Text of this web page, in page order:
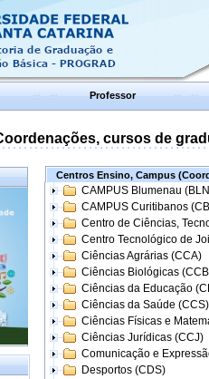
Professor
cursos de
Centros Ensino, Campus
CAMPUS Blumenau
CAMPUS Curitibanos
Centro de Ciências,
Centro Tecnológico de
Ciências Agrárias (CCA)
Ciências Biológicas
Ciências da Educação
Ciências da Saúde (CCS)
Ciências Físicas e
Ciências Jurídicas (CCJ)
Comunicação e
Desportos (CDS)